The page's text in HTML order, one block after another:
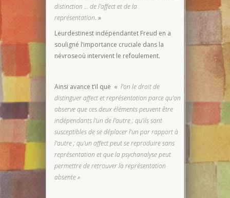
distinction … de l’affect et de la
représentation. »
Leurdestinest indépendantet Freud en a
souligné l’importance cruciale dans la
névroseoù intervient le refoulement.
Ainsi avance t’il que « l’on le droit de
distinguer affect et représentation parce qu’on
observe que ces deux éléments peuvent être
indépendants l’un de l’autre ; qu’ils sont
susceptibles de se déplacer l’un par rapport à
l’autre ; qu’un affect peut se reproduire sans
représentation et que la psychanalyse peut
permettre de retrouver la représentation
absente »